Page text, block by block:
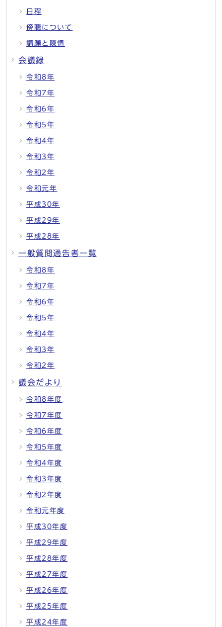
日程
傍聴について
請願と陳情
会議録
令和8年
令和7年
令和6年
令和5年
令和4年
令和3年
令和2年
令和元年
平成30年
平成29年
平成28年
一般質問通告者一覧
令和8年
令和7年
令和6年
令和5年
令和4年
令和3年
令和2年
議会だより
令和8年度
令和7年度
令和6年度
令和5年度
令和4年度
令和3年度
令和2年度
令和元年度
平成30年度
平成29年度
平成28年度
平成27年度
平成26年度
平成25年度
平成24年度